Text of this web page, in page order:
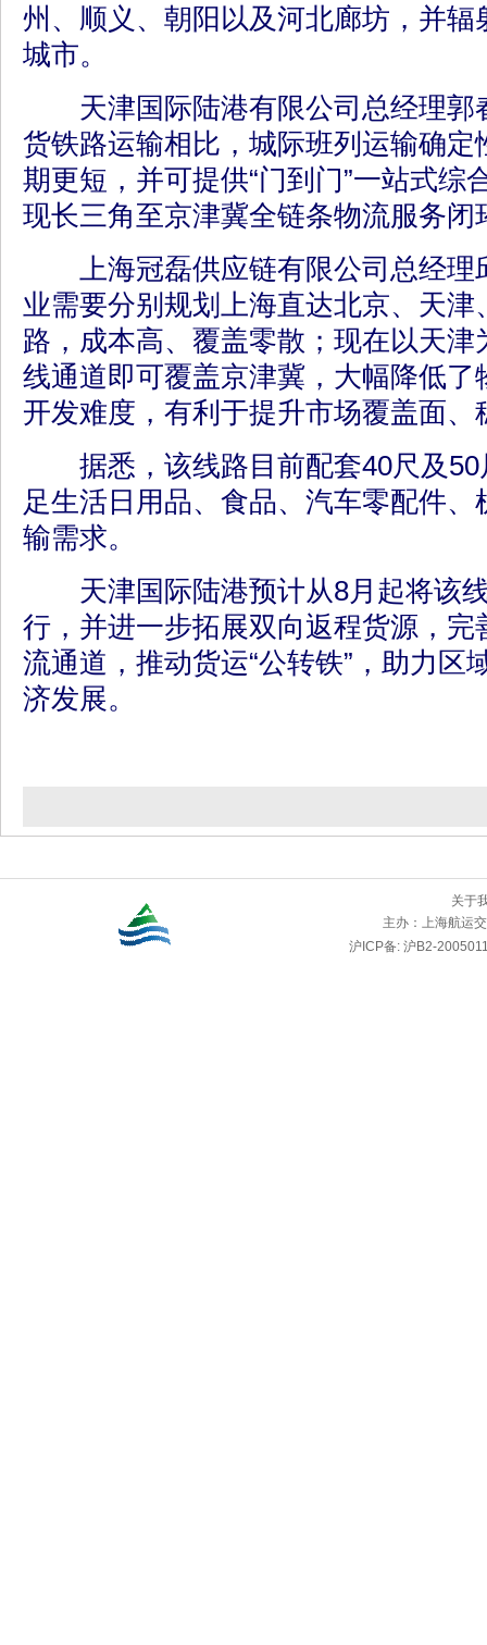
州、顺义、朝阳以及河北廊坊，并辐
城市。
天津国际陆港有限公司总经理郭
货铁路运输相比，城际班列运输确定
期更短，并可提供“门到门”一站式综
现长三角至京津冀全链条物流服务闭
上海冠磊供应链有限公司总经理
业需要分别规划上海直达北京、天
路，成本高、覆盖零散；现在以天
线通道即可覆盖京津冀，大幅降低了
开发难度，有利于提升市场覆盖面、
据悉，该线路目前配套40尺及50
足生活日用品、食品、汽车零配件
输需求。
天津国际陆港预计从8月起将该
行，并进一步拓展双向返程货源，完
流通道，推动货运“公转铁”，助力区
济发展。
关于
主办： 上海航运
沪ICP备: 沪B2-